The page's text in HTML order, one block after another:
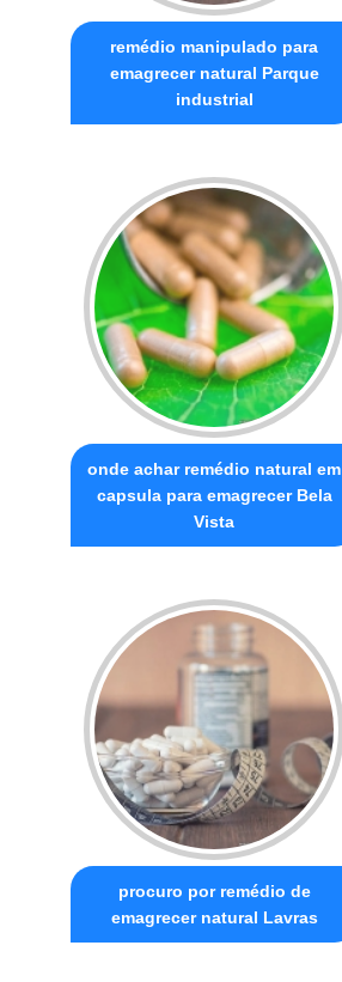
remédio manipulado para
emagrecer natural Parque
industrial
onde achar remédio natural em
capsula para emagrecer Bela
Vista
procuro por remédio de
emagrecer natural Lavras